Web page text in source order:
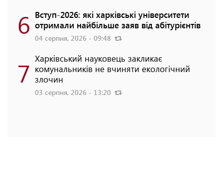
6 Вступ-2026: які харківські університети
отримали найбільше заяв від абітурієнтів
04 серпня, 2026 - 09:48
7 Харківський науковець закликає
комунальників не вчиняти екологічний
злочин
03 серпня, 2026 - 13:20